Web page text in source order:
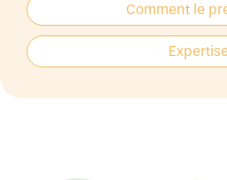
Comment le